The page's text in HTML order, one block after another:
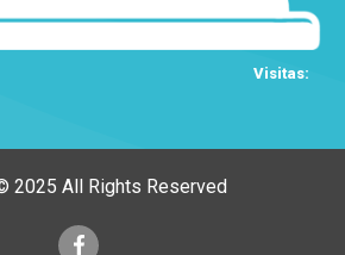
Visitas:
2025 All Rights Reserved